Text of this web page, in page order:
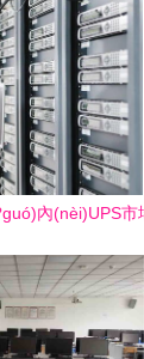
內(nèi)UPS市
新格局